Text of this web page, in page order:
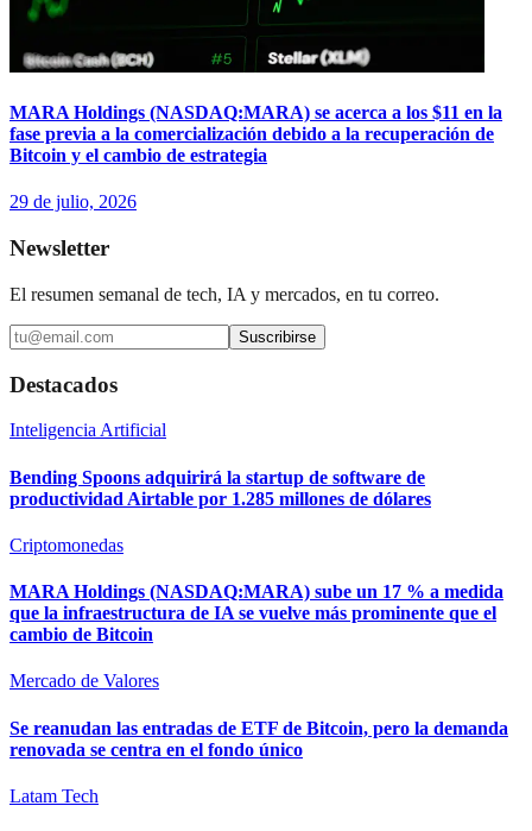
MARA Holdings (NASDAQ:MARA) se acerca a los $11 en la
fase previa a la comercialización debido a la recuperación de
Bitcoin y el cambio de estrategia
29 de julio, 2026
Newsletter
El resumen semanal de tech, IA y mercados, en tu correo.
Suscribirse
Destacados
Inteligencia Artificial
Bending Spoons adquirirá la startup de software de
productividad Airtable por 1.285 millones de dólares
Criptomonedas
MARA Holdings (NASDAQ:MARA) sube un 17 % a medida
que la infraestructura de IA se vuelve más prominente que el
cambio de Bitcoin
Mercado de Valores
Se reanudan las entradas de ETF de Bitcoin, pero la demanda
renovada se centra en el fondo único
Latam Tech